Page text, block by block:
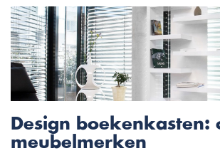
Design boekenkasten:
meubelmerken